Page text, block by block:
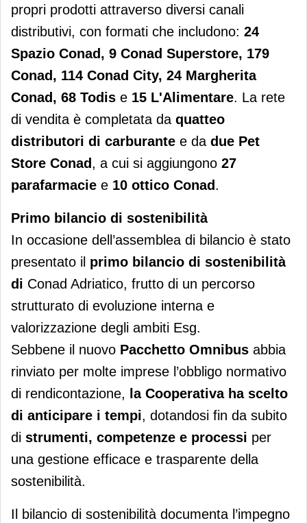
propri prodotti attraverso diversi canali
distributivi, con formati che includono: 24
Spazio Conad, 9 Conad Superstore, 179
Conad, 114 Conad City, 24 Margherita
Conad, 68 Todis e 15 L'Alimentare. La rete
di vendita è completata da quatteo
distributori di carburante e da due Pet
Store Conad, a cui si aggiungono 27
parafarmacie e 10 ottico Conad.
Primo bilancio di sostenibilità
In occasione dell’assemblea di bilancio è stato
presentato il primo bilancio di sostenibilità
di Conad Adriatico, frutto di un percorso
strutturato di evoluzione interna e
valorizzazione degli ambiti Esg.
Sebbene il nuovo Pacchetto Omnibus abbia
rinviato per molte imprese l’obbligo normativo
di rendicontazione,
la Cooperativa ha scelto
di anticipare i tempi, dotandosi fin da subito
di strumenti, competenze e processi per
una gestione efficace e trasparente della
sostenibilità.
Il bilancio di sostenibilità documenta l’impegno